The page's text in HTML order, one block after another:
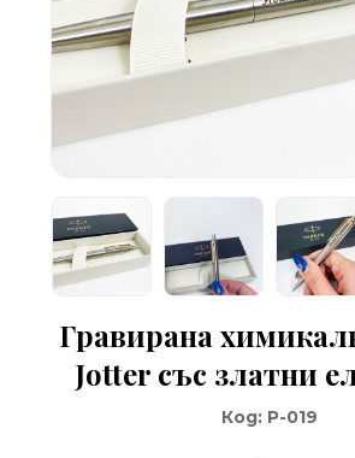
Гравирана
Jotter със златни
Код: P-019